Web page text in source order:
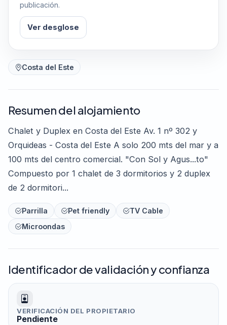
publicación.
Ver desglose
Costa del Este
Resumen del alojamiento
Chalet y Duplex en Costa del Este Av. 1 nº 302 y
Orquideas - Costa del Este A solo 200 mts del mar y a
100 mts del centro comercial. "Con Sol y Agus...to"
Compuesto por 1 chalet de 3 dormitorios y 2 duplex
de 2 dormitori...
Parrilla Pet friendly
TV Cable
Microondas
Identificador de validación y confianza
VERIFICACIÓN DEL PROPIETARIO
Pendiente